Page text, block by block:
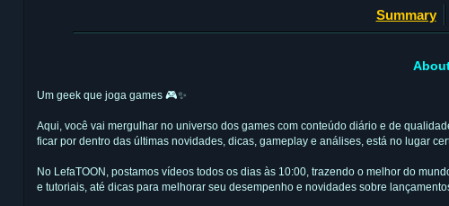
Summary
Um geek que joga games 🎮✨
Aqui, você vai mergulhar no universo dos games com conteúdo diário e de
ficar por dentro das últimas novidades, dicas, gameplay e análises, está no lugar
No LefaTOON, postamos vídeos todos os dias às 10:00, trazendo o melhor do
e tutoriais, até dicas para melhorar seu desempenho e novidades sobre